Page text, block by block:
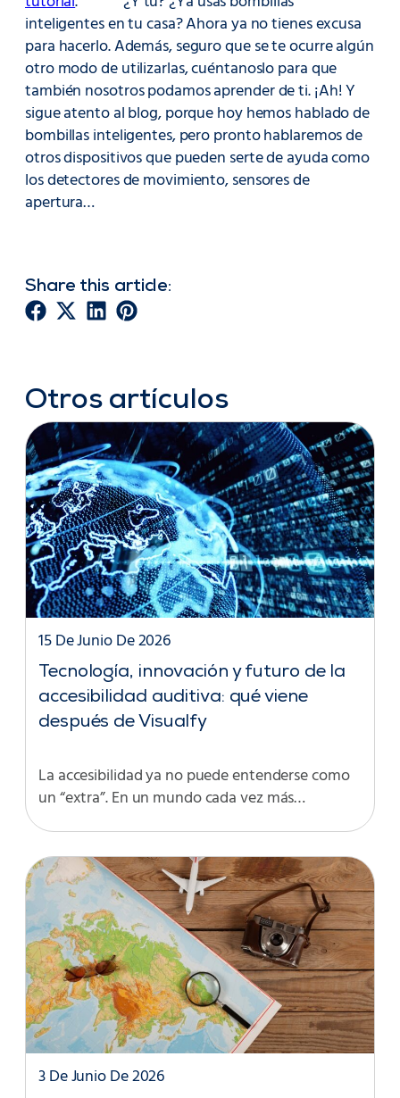
inteligentes en tu casa? Ahora ya no tienes excusa
para hacerlo. Además, seguro que se te ocurre algún
otro modo de utilizarlas, cuéntanoslo para que
también nosotros podamos aprender de ti. ¡Ah! Y
sigue atento al blog, porque hoy hemos hablado de
bombillas inteligentes, pero pronto hablaremos de
otros dispositivos que pueden serte de ayuda como
los detectores de movimiento, sensores de
apertura…
Share this article:
Otros artículos
Tecnología, innovación y futuro de la
accesibilidad auditiva: qué viene
después de Visualfy
15 De Junio De 2026
La accesibilidad ya no puede entenderse como
un “extra”. En un mundo cada vez más…
3 De Junio De 2026